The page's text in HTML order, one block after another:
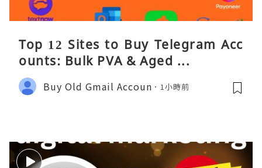
Top 12 Sites to Buy Telegram Acc
ounts: Bulk PVA & Aged ...
Buy Old Gmail Accoun 1小時前